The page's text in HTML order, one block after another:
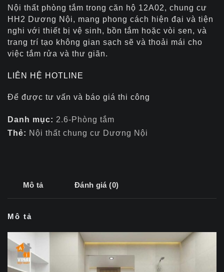
Nội thất phòng tắm trong căn hộ 12A02, chung cư
HH2 Dương Nội, mang phong cách hiện đại và tiện
nghi với thiết bị vệ sinh, bồn tắm hoặc vòi sen, và
trang trí tạo không gian sạch sẽ và thoải mái cho
việc tắm rửa và thư giãn.
LIÊN HỆ HOTLINE
Để được tư vấn và báo giá thi công
Danh mục: 2.6-Phòng tắm
Thẻ: Nội thất chung cư Dương Nội
Mô tả Đánh giá (0)
Mô tả